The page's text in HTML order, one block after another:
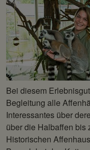
Bei diesem
Begleitung alle
Interessantes über
über die Halbaffen bis
Historischen